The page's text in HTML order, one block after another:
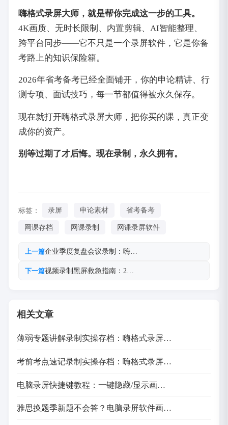
嗨格式录屏大师，就是帮你完成这一步的工具。
4K画质、无时长限制、内置剪辑、AI智能整理、
跨平台同步——它不只是一个录屏软件，它是你备
考路上的知识保险箱。
2026年省考备考已经全面铺开，你的申论精讲、行
测专项、面试技巧，每一节都值得被永久保存。
现在就打开嗨格式录屏大师，把你买的课，真正变
成你的资产。
别等过期了才后悔。现在录制，永久拥有。
标签： 录屏 申论素材 省考备考
网课存档 网课录制 网课录屏软件
上一篇企业季度复盘会议录制：嗨…
下一篇视频录制黑屏救急指南：2…
相关文章
薄弱专题讲解录制实操存档：嗨格式录屏…
考前考点速记录制实操存档：嗨格式录屏…
电脑录屏快捷键教程：一键隐藏/显示画…
雅思换题季新题不会答？电脑录屏软件画…